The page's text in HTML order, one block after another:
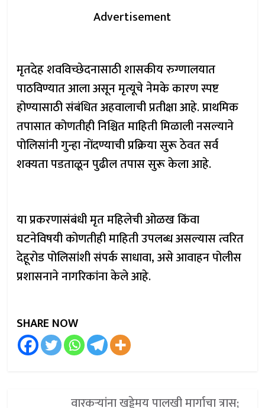
Advertisement
मृतदेह शवविच्छेदनासाठी शासकीय रुग्णालयात
पाठविण्यात आला असून मृत्यूचे नेमके कारण स्पष्ट
होण्यासाठी संबंधित अहवालाची प्रतीक्षा आहे. प्राथमिक
तपासात कोणतीही निश्चित माहिती मिळाली नसल्याने
पोलिसांनी गुन्हा नोंदण्याची प्रक्रिया सुरू ठेवत सर्व
शक्यता पडताळून पुढील तपास सुरू केला आहे.
या प्रकरणासंबंधी मृत महिलेची ओळख किंवा
घटनेविषयी कोणतीही माहिती उपलब्ध असल्यास त्वरित
देहूरोड पोलिसांशी संपर्क साधावा, असे आवाहन पोलीस
प्रशासनाने नागरिकांना केले आहे.
SHARE NOW
वारकऱ्यांना खड्डेमय पालखी मार्गाचा त्रास;